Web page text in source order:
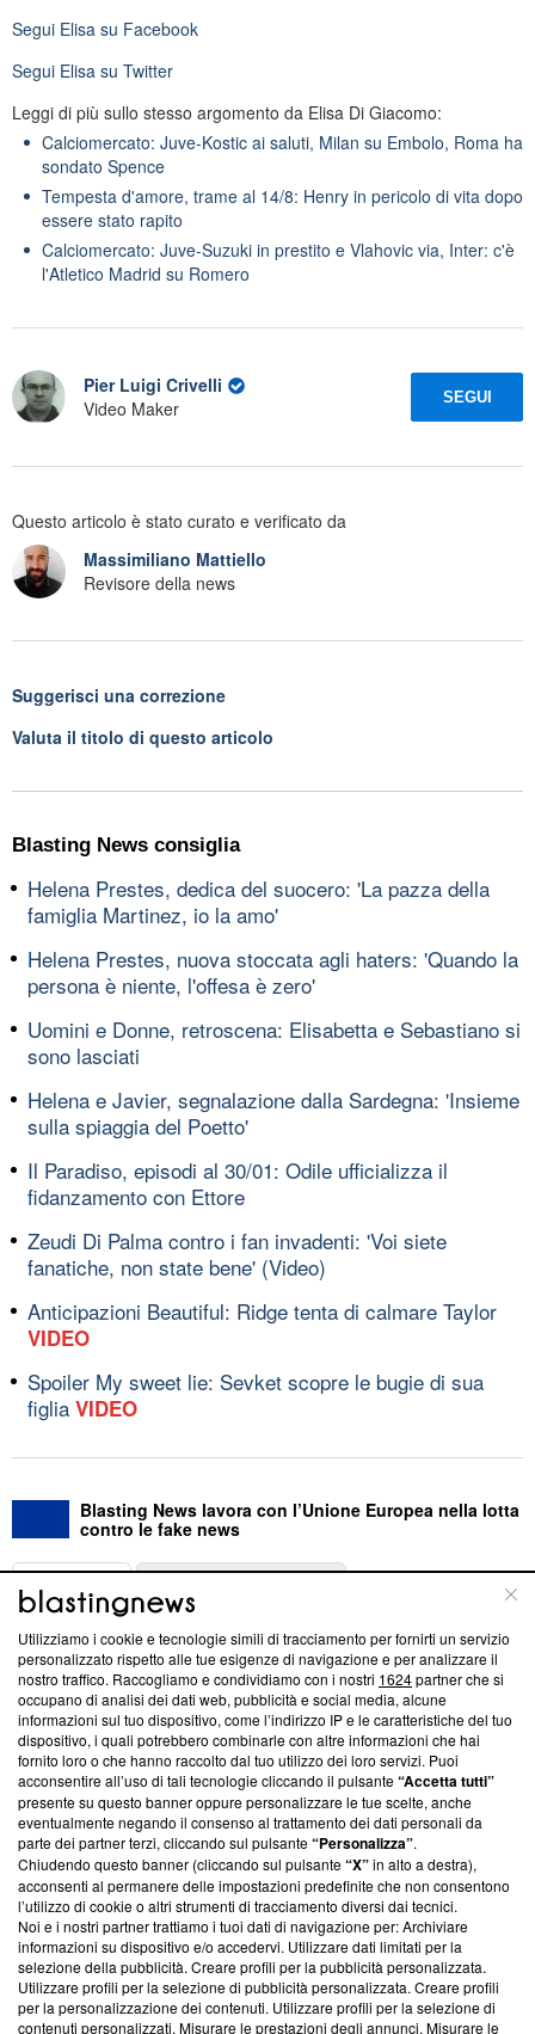
Segui Elisa su Facebook
Segui Elisa su Twitter
Leggi di più sullo stesso argomento da Elisa Di Giacomo:
Calciomercato: Juve-Kostic ai saluti, Milan su Embolo, Roma ha
sondato Spence
Tempesta d'amore, trame al 14/8: Henry in pericolo di vita dopo
essere stato rapito
Calciomercato: Juve-Suzuki in prestito e Vlahovic via, Inter: c'è
l'Atletico Madrid su Romero
Pier Luigi Crivelli
Video Maker
SEGUI
Questo articolo è stato curato e verificato da
Massimiliano Mattiello
Revisore della news
Suggerisci una correzione
Valuta il titolo di questo articolo
Blasting News consiglia
Helena Prestes, dedica del suocero: 'La pazza della
famiglia Martinez, io la amo'
Helena Prestes, nuova stoccata agli haters: 'Quando la
persona è niente, l'offesa è zero'
Uomini e Donne, retroscena: Elisabetta e Sebastiano si
sono lasciati
Helena e Javier, segnalazione dalla Sardegna: 'Insieme
sulla spiaggia del Poetto'
Il Paradiso, episodi al 30/01: Odile ufficializza il
fidanzamento con Ettore
Zeudi Di Palma contro i fan invadenti: 'Voi siete
fanatiche, non state bene' (Video)
Anticipazioni Beautiful: Ridge tenta di calmare Taylor
VIDEO
Spoiler My sweet lie: Sevket scopre le bugie di sua
figlia VIDEO
Blasting News lavora con l’Unione Europea nella lotta
contro le fake news
ABOUT
Questa sezione offre informazioni trasparenti su Blasting
News, sui nostri processi editoriali e su come ci impegniamo a
creare news di qualità. Inoltre, afferma la nostra aderenza a
‘Trust Project - News with Integrity’Blasting News non è
ancora membro del programma, ma ha richiesto di farne
parte; Trust Project non ha ancora effettuato una verifica di
conformità agli standard.
Su di noi
Team editoriale
Corporate
Redazione
Informativa Privacy
Utilizziamo i cookie e tecnologie simili di tracciamento per fornirti un servizio
personalizzato rispetto alle tue esigenze di navigazione e per analizzare il
nostro traffico. Raccogliamo e condividiamo con i nostri 1624partner che si
occupano di analisi dei dati web, pubblicità e social media, alcune
informazioni sul tuo dispositivo, come l’indirizzo IP e le caratteristiche del tuo
dispositivo, i quali potrebbero combinarle con altre informazioni che hai
fornito loro o che hanno raccolto dal tuo utilizzo dei loro servizi. Puoi
acconsentire all’uso di tali tecnologie cliccando il pulsante“Accetta tutti”
presente su questo banner oppure personalizzare le tue scelte, anche
eventualmente negando il consenso al trattamento dei dati personali da
parte dei partner terzi, cliccando sul pulsante“Personalizza”.
Chiudendo questo banner (cliccando sul pulsante“X”in alto a destra),
acconsenti al permanere delle impostazioni predefinite che non consentono
l’utilizzo di cookie o altri strumenti di tracciamento diversi dai tecnici.
Noi e i nostri partner trattiamo i tuoi dati di navigazione per: Archiviare
informazioni su dispositivo e/o accedervi. Utilizzare dati limitati per la
selezione della pubblicità. Creare profili per la pubblicità personalizzata.
Utilizzare profili per la selezione di pubblicità personalizzata. Creare profili
per la personalizzazione dei contenuti. Utilizzare profili per la selezione di
contenuti personalizzati. Misurare le prestazioni degli annunci. Misurare le